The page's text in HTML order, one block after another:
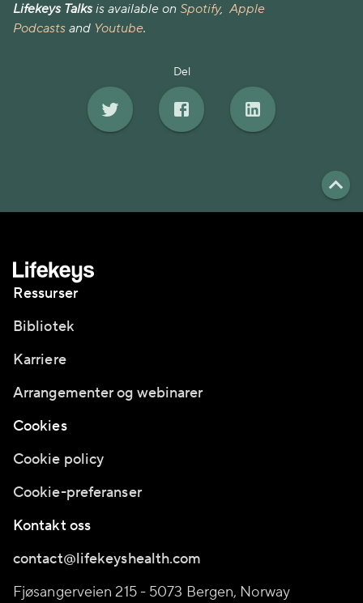
Lifekeys Talks is available on Spotify, Apple
Podcasts and Youtube.
Del
Ressurser
Bibliotek
Karriere
Arrangementer og webinarer
Cookies
Cookie policy
Cookie-preferanser
Kontakt oss
contact@lifekeyshealth.com
Fjøsangerveien 215 - 5073 Bergen, Norway